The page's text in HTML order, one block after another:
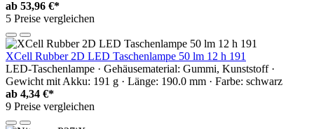
ab 53,96 €*
5 Preise vergleichen
XCell Rubber 2D LED Taschenlampe 50 lm 12 h 191
LED-Taschenlampe · Gehäusematerial: Gummi, Kunststoff ·
Gewicht mit Akku: 191 g · Länge: 190.0 mm · Farbe: schwarz
ab 4,34 €*
9 Preise vergleichen